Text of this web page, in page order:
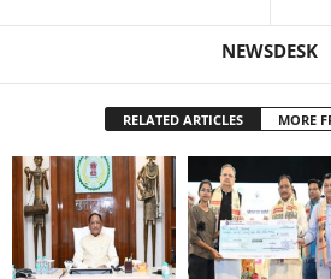
NEWSDESK
RELATED ARTICLES MORE